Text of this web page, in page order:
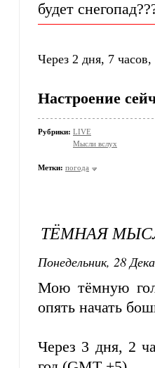
будет
Через 2 дня, 7
Настроение
Рубрики: LIVE
Мысли вслух
Метки: погода
ТЁМНАЯ
Понедельник, 28
Мою тёмную
опять начать
Через 3 дня, 2